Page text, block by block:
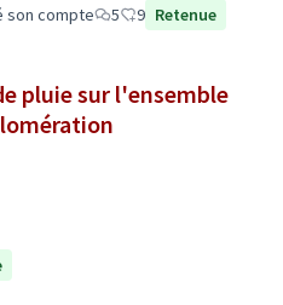
son compte 5 9 Retenue
pluie sur l'ensemble